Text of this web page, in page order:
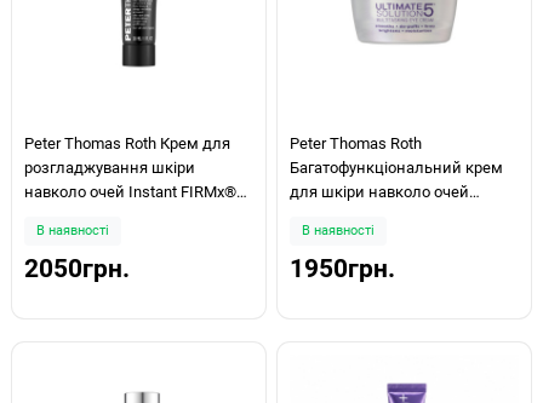
Peter Thomas Roth Крем для
розгладжування шкіри
навколо очей Instant FIRMx®
30мл
В наявності
2050грн.
Peter Thomas Roth
Багатофункціональний крем
для шкіри навколо очей
Eye Cream 15мл
В наявності
1950грн.